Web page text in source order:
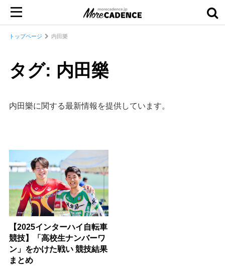
トップページ 内田樂
タグ: 内田樂
内田樂に関する最新情報を提供しています。
【2025インターハイ自転車
競技】「高校生ナンバーワ
ン」をかけた戦い 競技結果
まとめ